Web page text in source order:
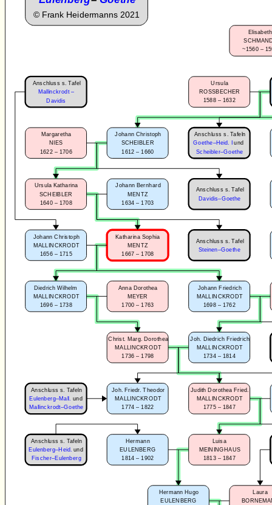
Elisabeth
~1560 –
Ursula
ROSSBECHER
1588 – 1632
Johann Christoph
SCHEIBLER
1612 – 1660
Margaretha
NIES
1622 – 1706
Johann Friedrich
MALLINCKRODT
1698 – 1762
Joh. Diedrich Friedrich
MALLINCKRODT
1734 – 1814
Christ. Marg. Dorothea
MALLINCKRODT
1736 – 1798
Judith Dorothea Fried.
MALLINCKRODT
1775 – 1847
Hermann
EULENBERG
1814 – 1902
Luisa
MEININGHAUS
1813 – 1847
Hermann Hugo
EULENBERG
Laura
Johann Christoph
MALLINCKRODT
1656 – 1715
Katharina Sophia
MENTZ
1667 – 1708
Johann Bernhard
MENTZ
1634 – 1703
Ursula Katharina
SCHEIBLER
1640 – 1708
Diedrich Wilhelm
MALLINCKRODT
1696 – 1738
Anna Dorothea
MEYER
1700 – 1763
Anschluss s. Tafeln
Goethe–Heid. I
und
Scheibler–Goethe
Joh. Friedr. Theodor
MALLINCKRODT
1774 – 1822
Anschluss s. Tafeln
Eulenberg–Mall. und
Mallinckrodt–Goethe
Anschluss s. Tafel
Steinen–Goethe
Anschluss s. Tafel
Davidis–Goethe
Anschluss s. Tafel
Mallinckrodt –
Davidis
Anschluss s. Tafeln
Eulenberg–Heid. und
Fischer–Eulenberg
© Frank Heidermanns 2021